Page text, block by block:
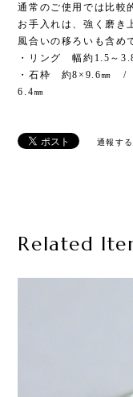
通常のご使用では比較
お手入れは、強く磨き
風合いの移ろいも含め
・リング 幅約1.5～
・石枠 約8×9.6㎜ /
6.4㎜
通報する
Related